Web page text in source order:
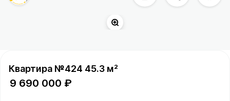
Квартира №424 45.3 м²
9 690 000 ₽